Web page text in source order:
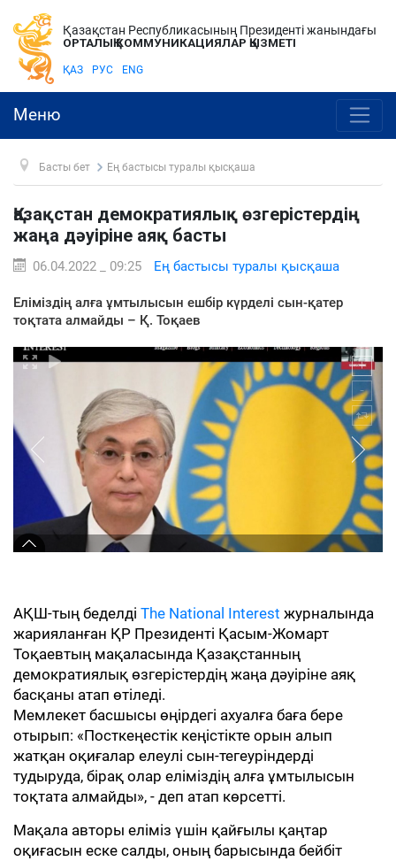
Қазақстан Республикасының Президенті жанындағы
ОРТАЛЫҚ КОММУНИКАЦИЯЛАР ҚЫЗМЕТІ
ҚАЗ РУС ENG
Меню
Басты бет Ең бастысы туралы қысқаша
Қазақстан демократиялық өзгерістердің
жаңа дәуіріне аяқ басты
06.04.2022 _ 09:25 Ең бастысы туралы қысқаша
Еліміздің алға ұмтылысын ешбір күрделі сын-қатер
тоқтата алмайды – Қ. Тоқаев
АҚШ-тың беделді The National Interest журналында
жарияланған ҚР Президенті Қасым-Жомарт
Тоқаевтың мақаласында Қазақстанның
демократиялық өзгерістердің жаңа дәуіріне аяқ
басқаны атап өтіледі.
Мемлекет басшысы өңірдегі ахуалға баға бере
отырып: «Посткеңестік кеңістікте орын алып
жатқан оқиғалар елеулі сын-тегеуріндерді
тудыруда, бірақ олар еліміздің алға ұмтылысын
тоқтата алмайды», - деп атап көрсетті.
Мақала авторы еліміз үшін қайғылы қаңтар
оқиғасын еске салды, оның барысында бейбіт